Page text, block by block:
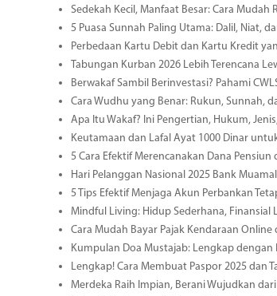
Sedekah Kecil, Manfaat Besar: Cara Mudah
5 Puasa Sunnah Paling Utama: Dalil, Niat,
Perbedaan Kartu Debit dan Kartu Kredit
Tabungan Kurban 2026 Lebih Terencana
Berwakaf Sambil Berinvestasi? Pahami
Cara Wudhu yang Benar: Rukun, Sunnah,
Apa Itu Wakaf? Ini Pengertian, Hukum,
Keutamaan dan Lafal Ayat 1000 Dinar
5 Cara Efektif Merencanakan Dana Pensiun
Hari Pelanggan Nasional 2025 Bank
5 Tips Efektif Menjaga Akun Perbankan
Mindful Living: Hidup Sederhana, Finansial
Cara Mudah Bayar Pajak Kendaraan Online
Kumpulan Doa Mustajab: Lengkap dengan
Lengkap! Cara Membuat Paspor 2025 dan
Merdeka Raih Impian, Berani Wujudkan